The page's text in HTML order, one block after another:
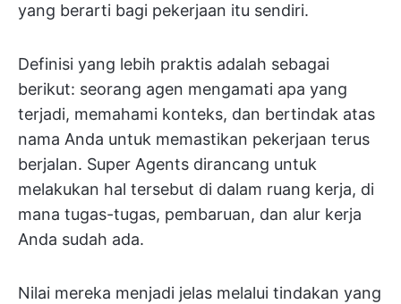
yang berarti bagi pekerjaan itu sendiri.
Definisi yang lebih praktis adalah sebagai
berikut: seorang agen mengamati apa yang
terjadi, memahami konteks, dan bertindak atas
nama Anda untuk memastikan pekerjaan terus
berjalan. Super Agents dirancang untuk
melakukan hal tersebut di dalam ruang kerja, di
mana tugas-tugas, pembaruan, dan alur kerja
Anda sudah ada.
Nilai mereka menjadi jelas melalui tindakan yang